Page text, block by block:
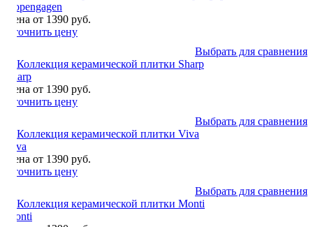
Kopengagen
Цена от 1390 руб.
Уточнить цену
Выбрать для сравнения
Sharp
Цена от 1390 руб.
Уточнить цену
Выбрать для сравнения
Viva
Цена от 1390 руб.
Уточнить цену
Выбрать для сравнения
Monti